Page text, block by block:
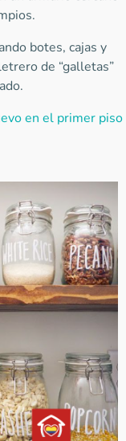
botes, cajas y
de “galletas”
en el primer piso